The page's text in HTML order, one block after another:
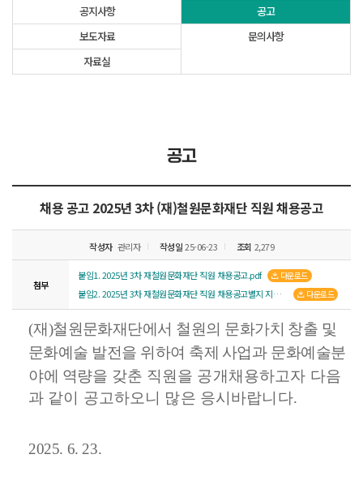
공지사항
공고
보도자료
문의사항
자료실
공고
채용 공고 2025년 3차 (재)철원문화재단 직원 채용공고
작성자 관리자 작성일25-06-23 조회 2,279
첨부
붙임1. 2025년 3차 재철원문화재단 직원 채용공고.pdf 다운로드
붙임2. 2025년 3차 재철원문화재단 직원 채용공고별지 지원자 서식.hwp 다운로드
(재)철원문화재단에서 철원의 문화가치 창출 및
문화예술 발전을 위하여 축제 사업과 문화예술분
야에 역량을 갖춘 직원을 공개채용하고자 다음
과 같이 공고하오니 많은 응시바랍니다.
2025. 6. 23.